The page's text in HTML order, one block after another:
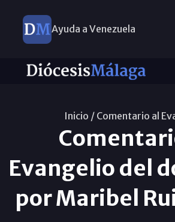
Ayuda a Venezuela
Inicio / Comentario al
Evangelio del
por Maribel